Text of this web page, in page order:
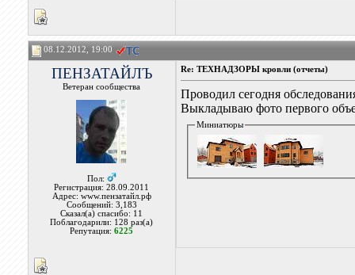
08.12.2012, 19:00
ПЕНЗАТАЙЛЪ
Ветеран сообщества
Пол:
Регистрация: 28.09.2011
Адрес: www.пензатайл.рф
Сообщений: 3,183
Сказал(а) спасибо: 11
Поблагодарили: 128 раз(а)
Репутация:6225
Re: ТЕХНАДЗОРЫ кровли (отчеты)
Проводил сегодня
Выкладываю фото первого
Миниатюры